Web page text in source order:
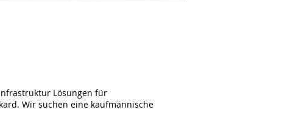
Lösungen für
Wir suchen eine kaufmännische